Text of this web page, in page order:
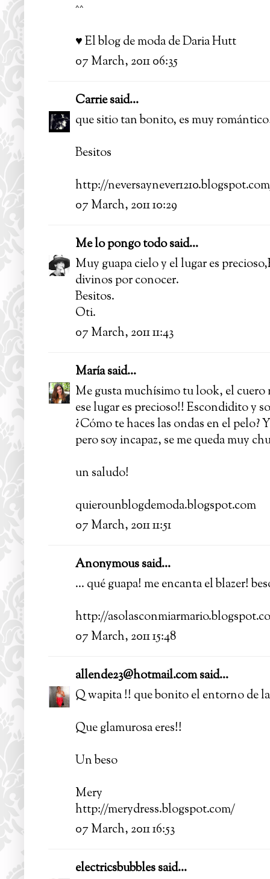
^^
♥ El blog de moda de Daria Hutt
07 March, 2011 06:35
Carriesaid...
que sitio tan bonito, es muy
Besitos
http://
07 March, 2011 10:29
Me lo pongo todosaid...
Muy guapa cielo y el lugar es
divinos por conocer.
Besitos.
Oti.
07 March, 2011 11:43
Maríasaid...
Me gusta muchísimo tu look, el cuero
ese lugar es precioso!! Escondidito y
¿Cómo te haces las ondas en el
pero soy incapaz, se me queda muy
un saludo!
quierounblogdemoda.blogspot.com
07 March, 2011 11:51
Anonymous said...
... qué guapa! me encanta el blazer!
http://
07 March, 2011 15:48
allende23@hotmail.comsaid...
Q wapita !! que bonito el entorno de
Que glamurosa eres!!
Un beso
Mery
http://merydress.blogspot.com/
07 March, 2011 16:53
electricsbubblessaid...